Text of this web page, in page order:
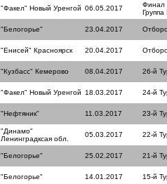
"Факел" Новый Уренгой 06.05.2017
Финал
Группа
"Белогорье" 23.04.2017
"Енисей" Красноярск 20.04.2017
"Кузбасс" Кемерово 08.04.2017 26-й
"Факел" Новый Уренгой 18.03.2017 24-й
"Нефтяник" 11.03.2017 23-й
"Динамо"
Ленинградксая обл.
05.03.2017 22-й
"Белогорье" 25.02.2017 21-й
"Белогорье" 14.01.2017 15-й